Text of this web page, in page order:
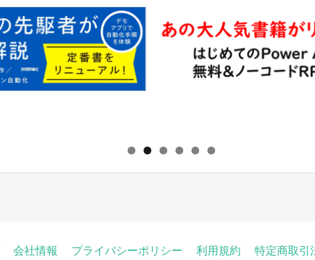
会社情報 プライバシーポリシー 利用規約 特定商取引